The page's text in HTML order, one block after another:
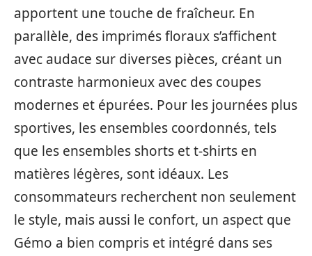
apportent une touche de fraîcheur. En
parallèle, des imprimés floraux s’affichent
avec audace sur diverses pièces, créant un
contraste harmonieux avec des coupes
modernes et épurées. Pour les journées plus
sportives, les ensembles coordonnés, tels
que les ensembles shorts et t-shirts en
matières légères, sont idéaux. Les
consommateurs recherchent non seulement
le style, mais aussi le confort, un aspect que
Gémo a bien compris et intégré dans ses